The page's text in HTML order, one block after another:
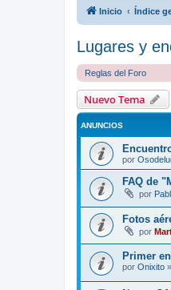
Inicio Índice
Lugares y
Reglas del Foro
Nuevo Tema
ANUNCIOS
por
FAQ de
por
Fotos
por
Primer
por Onixito »